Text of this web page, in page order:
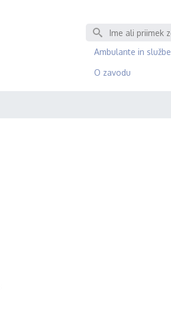
Išči
Ambulante in službe
O zavodu